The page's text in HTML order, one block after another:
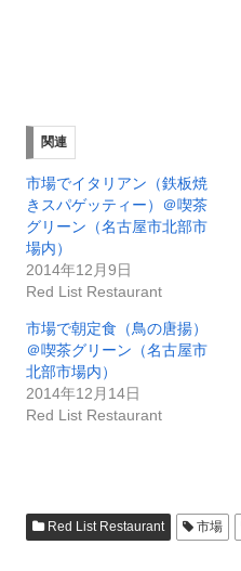
関連
市場でイタリアン（鉄板焼
きスパゲッティー）＠喫茶
グリーン（名古屋市北部市
場内）
2014年12月9日
Red List Restaurant
市場で朝定食（鳥の唐揚）
＠喫茶グリーン（名古屋市
北部市場内）
2014年12月14日
Red List Restaurant
Red List Restaurant 市場